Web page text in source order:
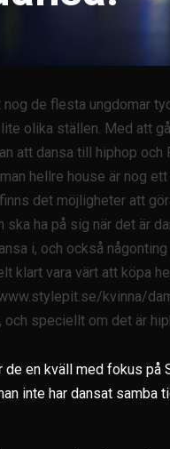
nog de flesta ungdomar
olika ställen. Med att
att dansa till hiphop
hellre house är nog
det möjligheter att
ska ha på sig när det är
i, och också
klart vara värt att köpa
kvinna/
och speciellt om det är
de en kväll med fokus
inte har dansat samba